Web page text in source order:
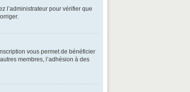
l’administrateur pour vérifier que
vous permet de bénéficier
membres, l’adhésion à des